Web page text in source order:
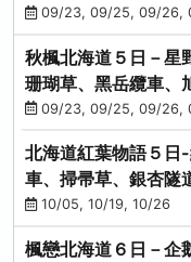
峠、豐平峽、螃蟹溫
09/23, 09/25, 09/26,
秋楓北海道５日－星
珊瑚草、黑岳纜車、
和牛吃到飽
09/23, 09/25, 09/26,
北海道紅葉物語５日
車、掃帚草、銀杏隧
場、冰的美術館
10/05, 10/19, 10/26
楓戀北海道６日－企